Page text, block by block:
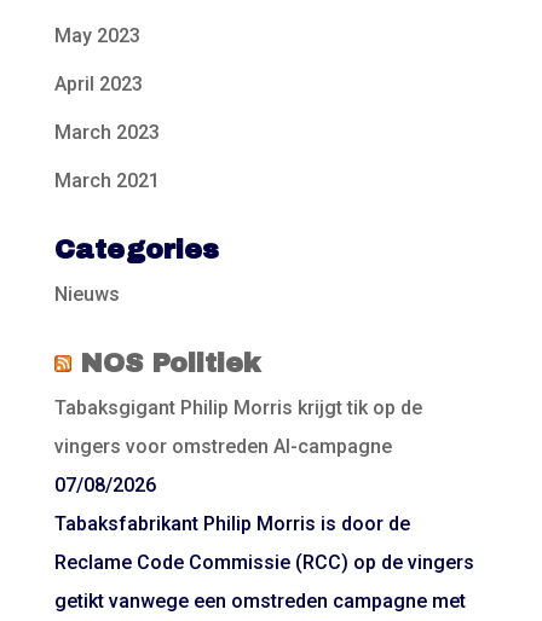
May 2023
April 2023
March 2023
March 2021
Categories
Nieuws
NOS Politiek
Tabaksgigant Philip Morris krijgt tik op de
vingers voor omstreden AI-campagne
07/08/2026
Tabaksfabrikant Philip Morris is door de
Reclame Code Commissie (RCC) op de vingers
getikt vanwege een omstreden campagne met